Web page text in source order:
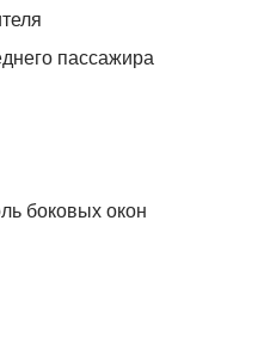
пассажира
боковых окон